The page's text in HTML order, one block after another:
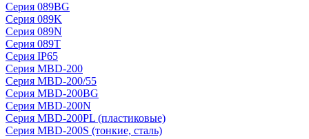
Серия 089BG
Серия 089K
Серия 089N
Серия 089T
Серия IP65
Серия MBD-200
Серия MBD-200/55
Серия MBD-200BG
Серия MBD-200N
Серия MBD-200PL (пластиковые)
Серия MBD-200S (тонкие, сталь)